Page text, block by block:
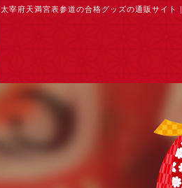
太宰府天満宮表参道の合格グッズの通販サイト｜